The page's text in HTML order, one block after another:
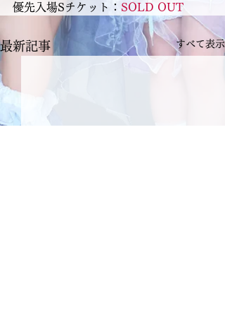
優先入場Sチケット： SOLD OUT
最新記事 すべて表示